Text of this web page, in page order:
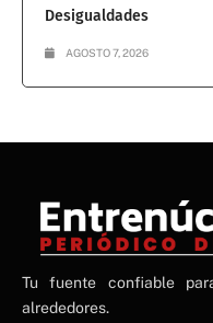
Desigualdades
AGOSTO 7, 2026
NE
NEWS ELEMENTOR
Tu fuente confiable
alrededores.